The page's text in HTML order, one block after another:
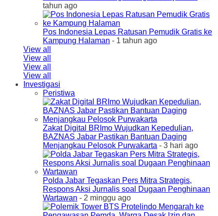
tahun ago
Pos Indonesia Lepas Ratusan Pemudik Gratis ke
Kampung Halaman - 1 tahun ago
View all
View all
View all
View all
Investigasi
Peristiwa
Zakat Digital BRImo Wujudkan Kepedulian,
BAZNAS Jabar Pastikan Bantuan Daging
Menjangkau Pelosok Purwakarta - 3 hari ago
Polda Jabar Tegaskan Pers Mitra Strategis,
Respons Aksi Jurnalis soal Dugaan Penghinaan
Wartawan - 2 minggu ago